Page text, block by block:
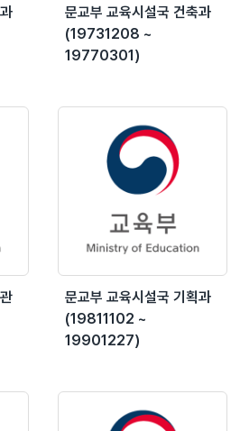
문교부 교육시설국 건축과
(19731208 ~
19770301)
문교부 교육시설국 기획과
(19811102 ~
19901227)